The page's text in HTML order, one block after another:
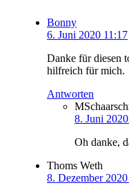
Bonny
6. Juni 2020 11:17
Danke für diesen
hilfreich für mich.
Antworten
8. Juni 2020
Oh danke,
Thoms Weth
8. Dezember